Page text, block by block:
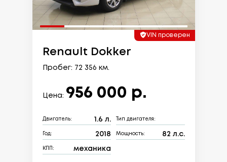
VIN проверен
Renault Dokker
Пробег: 72 356 км.
Цена: 956 000 р.
Двигатель: 1.6 л. Тип двигателя:
Год: 2018 Мощность: 82 л.с.
КПП: механика